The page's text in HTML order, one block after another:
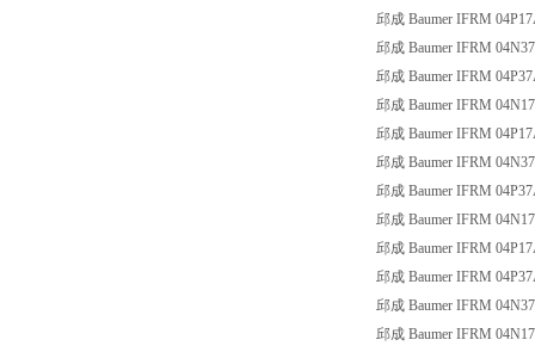
邱成 Baumer IFRM
邱成 Baumer IFRM
邱成 Baumer IFRM
邱成 Baumer IFRM
邱成 Baumer IFRM
邱成 Baumer IFRM
邱成 Baumer IFRM
邱成 Baumer IFRM
邱成 Baumer IFRM
邱成 Baumer IFRM
邱成 Baumer IFRM
邱成 Baumer IFRM